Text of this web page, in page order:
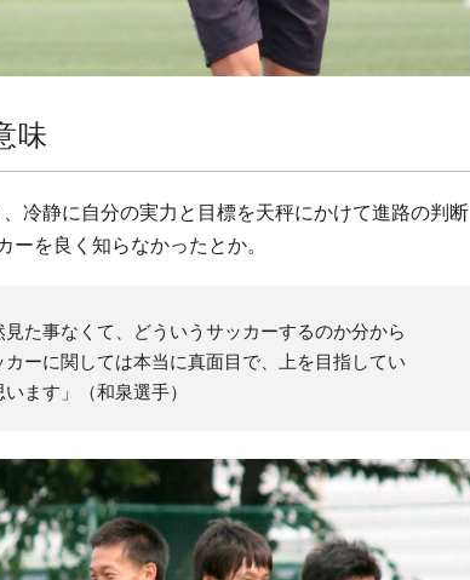
味
冷静に自分の実力と目標を天秤にかけて進路の判断
ーを良く知らなかったとか。
見た事なくて、どういうサッカーするのか分から
ーに関しては本当に真面目で、上を目指してい
ます」（和泉選手）